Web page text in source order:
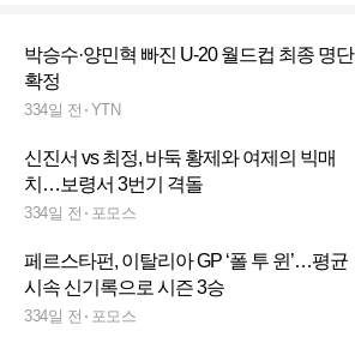
박승수·양민혁 빠진 U-20 월드컵 최종 명단
확정
334일 전 YTN
신진서 vs 최정, 바둑 황제와 여제의 빅매
치…보령서 3번기 격돌
334일 전 포모스
페르스타펀, 이탈리아 GP ‘폴 투 윈’…평균
시속 신기록으로 시즌 3승
334일 전 포모스